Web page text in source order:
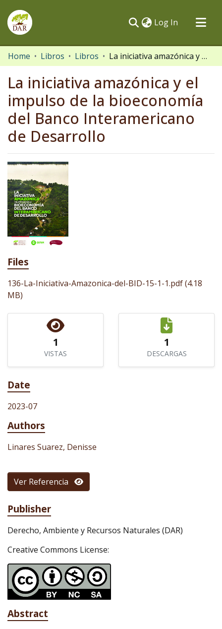
Log In (current)
Communities & Collections
All of DSpace
Statistics
Home Libros Libros La iniciativa amazónica y el impulso de la bioeconomía del Banco Interamericano de Desarrollo
La iniciativa amazónica y el
impulso de la bioeconomía
del Banco Interamericano
de Desarrollo
Files
136-La-Iniciativa-Amazonica-del-BID-15-1-1.pdf(4.18
MB)
1
VISTAS
1
DESCARGAS
Date
2023-07
Authors
Linares Suarez, Denisse
Ver Referencia
Publisher
Derecho, Ambiente y Recursos Naturales (DAR)
Creative Commons License:
Abstract